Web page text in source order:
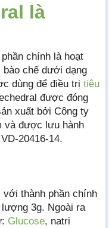
là
chính là hoạt
chế dưới dạng
dùng để điều trị tiêu
được đóng
xuất bởi Công ty
và được lưu hành
20416-14.
với thành phần chính
3g. Ngoài ra
Glucose, natri